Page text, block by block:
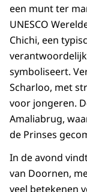
een munt ter
UNESCO
Chichi, een
symboliseert.
Scharloo, met
voor jongeren.
Amaliabrug,
de Prinses
In de avond
van Doornen,
veel betekenen